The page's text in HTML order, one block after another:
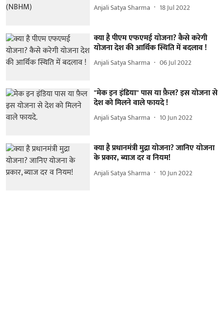
Anjali Satya Sharma 18 Jul 2022
क्या है पीएम एफएमई योजना? कैसे करेगी
योजना देश की आर्थिक स्थिति में बदलाव !
Anjali Satya Sharma 06 Jul 2022
"मेक इन इंडिया" पास या फ़ैल? इस योजना से
देश को मिलने वाले फायदे !
Anjali Satya Sharma 10 Jun 2022
क्या है प्रधानमंत्री मुद्रा योजना? जानिए योजना
के प्रकार, ब्याज दर व नियम!
Anjali Satya Sharma 10 Jun 2022